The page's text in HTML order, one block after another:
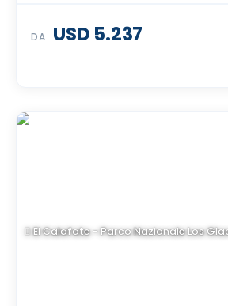
DA USD 5.237
El Calafate - Parco Nazionale Los